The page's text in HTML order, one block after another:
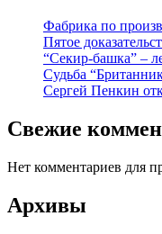
Фабрика по
Пятое
“Секир-башка” –
Судьба
Сергей Пенкин
Свежие
Нет комментариев для
Архивы